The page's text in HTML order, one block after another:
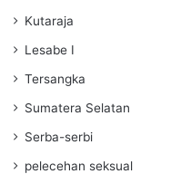
Kutaraja
Lesabe I
Tersangka
Sumatera Selatan
Serba-serbi
pelecehan seksual